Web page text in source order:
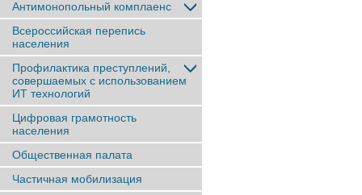
Антимонопольный комплаенс
Всероссийская перепись
населения
Профилактика преступлений,
совершаемых с использованием
ИТ технологий
Цифровая грамотность
населения
Общественная палата
Частичная мобилизация